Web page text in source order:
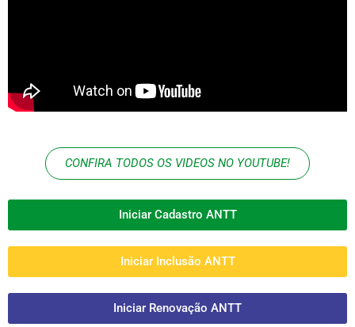
CONFIRA TODOS OS VIDEOS NO YOUTUBE!
Iniciar Cadastro ANTT
Iniciar Inclusão ANTT
Iniciar Renovação ANTT